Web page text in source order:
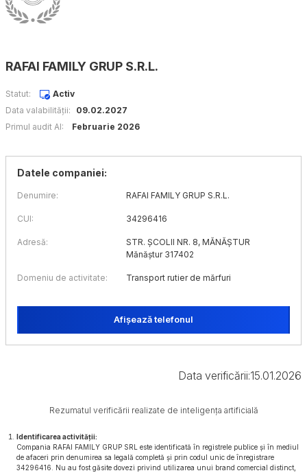
RAFAI FAMILY GRUP S.R.L.
Statut:
Activ
Data valabilității:
09.02.2027
Primul audit AI:
Februarie 2026
Datele companiei:
Denumire: RAFAI FAMILY GRUP S.R.L.
CUI: 34296416
Adresă:
STR. ȘCOLII NR. 8, MĂNĂȘTUR
Mănăștur 317402
Domeniu de activitate: Transport rutier de mărfuri
Afișează telefonul
Data verificării:15.01.2026
Rezumatul verificării realizate de inteligența artificială
Identificarea activității:
Compania RAFAI FAMILY GRUP SRL este identificată în registrele publice și în mediul
de afaceri prin denumirea sa legală completă și prin codul unic de înregistrare
34296416. Nu au fost găsite dovezi privind utilizarea unui brand comercial distinct,